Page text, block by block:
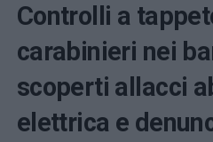
Controlli a
carabinieri nei
scoperti allacci
elettrica e